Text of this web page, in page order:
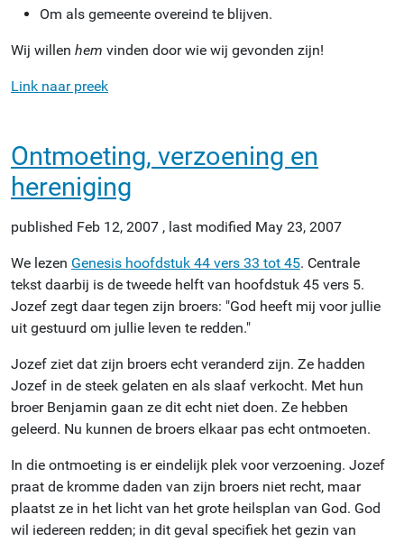
Om als gemeente overeind te blijven.
Wij willen hem vinden door wie wij gevonden zijn!
Link naar preek
Ontmoeting, verzoening en
hereniging
published Feb 12, 2007 , last modified May 23, 2007
We lezen Genesis hoofdstuk 44 vers 33 tot 45. Centrale
tekst daarbij is de tweede helft van hoofdstuk 45 vers 5.
Jozef zegt daar tegen zijn broers: "God heeft mij voor jullie
uit gestuurd om jullie leven te redden."
Jozef ziet dat zijn broers echt veranderd zijn. Ze hadden
Jozef in de steek gelaten en als slaaf verkocht. Met hun
broer Benjamin gaan ze dit echt niet doen. Ze hebben
geleerd. Nu kunnen de broers elkaar pas echt ontmoeten.
In die ontmoeting is er eindelijk plek voor verzoening. Jozef
praat de kromme daden van zijn broers niet recht, maar
plaatst ze in het licht van het grote heilsplan van God. God
wil iedereen redden; in dit geval specifiek het gezin van